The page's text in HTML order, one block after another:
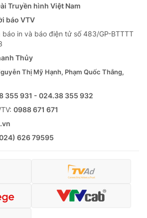
Truyền hình Việt Nam
báo VTV
in và báo điện tử số 483/GP-BTTTT
Thủy
Thị Mỹ Hạnh, Phạm Quốc Thắng,
355 931 - 024.38 355 932
0988 671 671
626 79595